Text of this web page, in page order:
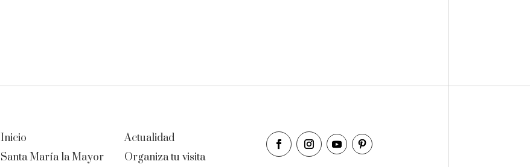
Inicio
Santa María la Mayor
Actualidad
Organiza tu visita